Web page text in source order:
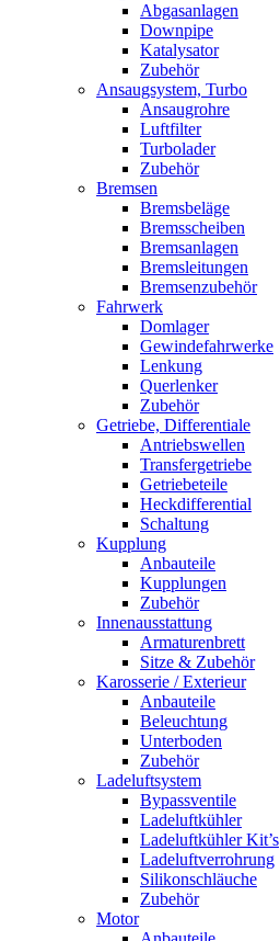
Abgasanlagen
Downpipe
Katalysator
Zubehör
Ansaugsystem, Turbo
Ansaugrohre
Luftfilter
Turbolader
Zubehör
Bremsen
Bremsbeläge
Bremsscheiben
Bremsanlagen
Bremsleitungen
Bremsenzubehör
Fahrwerk
Domlager
Gewindefahrwerke
Lenkung
Querlenker
Zubehör
Getriebe, Differentiale
Antriebswellen
Transfergetriebe
Getriebeteile
Heckdifferential
Schaltung
Kupplung
Anbauteile
Kupplungen
Zubehör
Innenausstattung
Armaturenbrett
Sitze & Zubehör
Karosserie / Exterieur
Anbauteile
Beleuchtung
Unterboden
Zubehör
Ladeluftsystem
Bypassventile
Ladeluftkühler
Ladeluftkühler Kit’s
Ladeluftverrohrung
Silikonschläuche
Zubehör
Motor